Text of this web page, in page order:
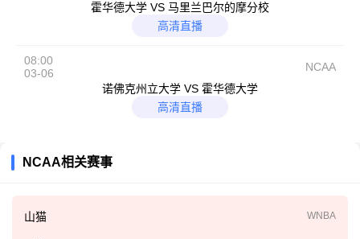
霍华德大学 VS 马里兰巴尔的摩分校
高清直播
08:00
03-06
NCAA
诺佛克州立大学 VS 霍华德大学
高清直播
NCAA相关赛事
山猫 WNBA